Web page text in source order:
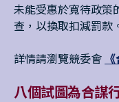
未能受惠於寬待政策
查，以換取扣減罰款
詳情請瀏覽競委會
八個試圖為合謀